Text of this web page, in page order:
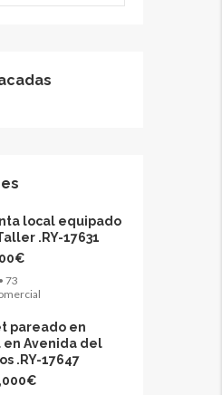
local equipado
.RY-17631
73
pareado en
en Avenida del
.RY-17647